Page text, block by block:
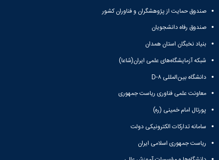
صندوق حمایت از پژوهشگران و فناوران کشور
صندوق رفاه دانشجویان
بنیاد نخبگان استان همدان
شبکه آزمایشگاه‌های علمی ایران(شاعا)
دانشگاه بین‌المللی D-۸
معاونت علمی فناوری ریاست جمهوری
پورتال امام خمینی (ره)
سامانه تدارکات الکترونیکی دولت
ریاست جمهوری اسلامی ایران